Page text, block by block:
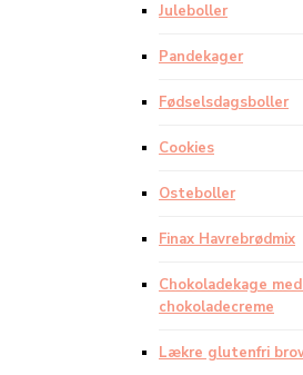
Juleboller
Pandekager
Fødselsdagsboller
Cookies
Osteboller
Finax Havrebrødmix
Chokoladekage
chokoladecreme
Lækre glutenfri